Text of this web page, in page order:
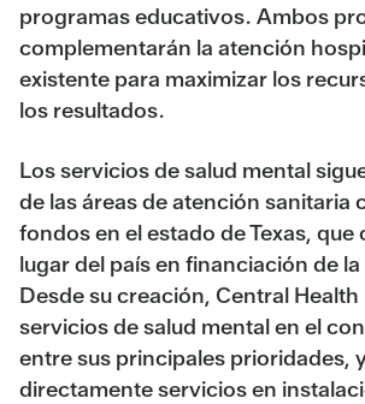
programas educativos. Ambos
complementarán la atención
existente para maximizar los
los resultados.
Los servicios de salud mental
de las áreas de atención sanitaria
fondos en el estado de Texas, que
lugar del país en financiación de
Desde su creación, Central
servicios de salud mental en el
entre sus principales prioridades,
directamente servicios en